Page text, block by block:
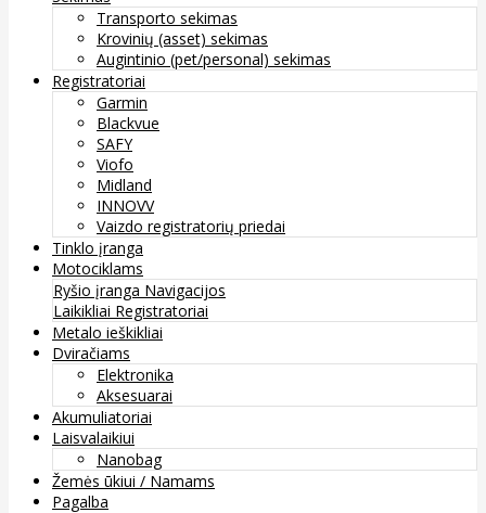
Transporto sekimas
Krovinių (asset) sekimas
Augintinio (pet/personal) sekimas
Registratoriai
Garmin
Blackvue
SAFY
Viofo
Midland
INNOVV
Vaizdo registratorių priedai
Tinklo įranga
Motociklams
Ryšio įranga Navigacijos
Laikikliai Registratoriai
Metalo ieškikliai
Dviračiams
Elektronika
Aksesuarai
Akumuliatoriai
Laisvalaikiui
Nanobag
Žemės ūkiui / Namams
Pagalba